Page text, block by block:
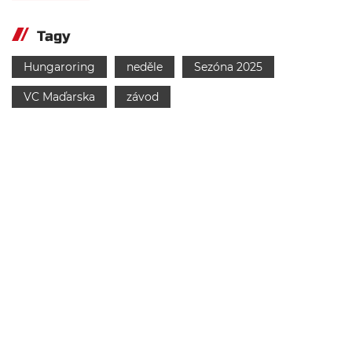
Tagy
Hungaroring neděle Sezóna 2025
VC Maďarska závod